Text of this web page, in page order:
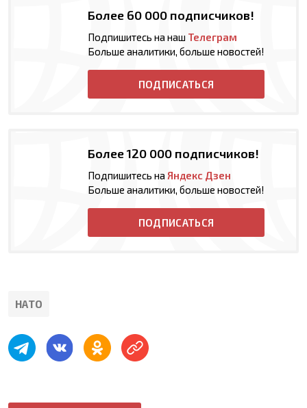
Более 60 000 подписчиков!
Подпишитесь на наш Телеграм
Больше аналитики, больше новостей!
ПОДПИСАТЬСЯ
Более 120 000 подписчиков!
Подпишитесь на Яндекс Дзен
Больше аналитики, больше новостей!
ПОДПИСАТЬСЯ
НАТО